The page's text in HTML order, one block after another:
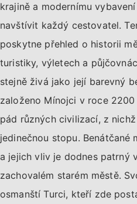
krajině a modernímu
navštívit každý cestovatel.
poskytne přehled o historii
turistiky, výletech a
stejně živá jako její barevný
založeno Mínojci v roce
pád různých civilizací, z
jedinečnou stopu. Benátčané
a jejich vliv je dodnes patrný
zachovalém starém městě.
osmanští Turci, kteří zde